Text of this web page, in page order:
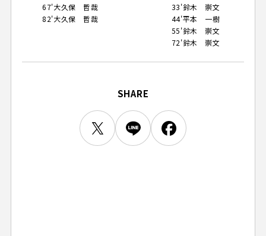
観戦マナー＆ルール
ボランティア
三輪緑山ベースを利用
ゼルナビ
ゼルビアフットサルパーク
パートナー企業一覧
67'大久保 哲哉
82'大久保 哲哉
33'鈴木 崇文
44'平本 一樹
55'鈴木 崇文
72'鈴木 崇文
SHARE